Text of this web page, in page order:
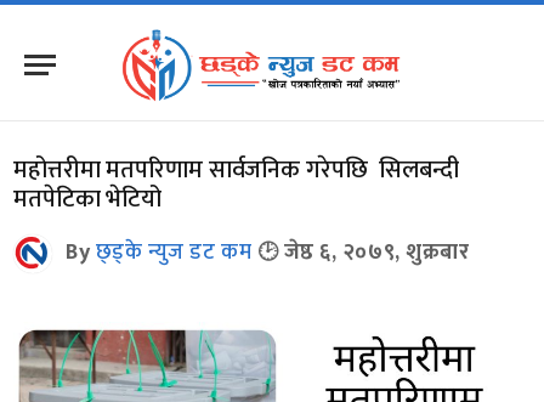
महोत्तरीमा मतपरिणाम सार्वजनिक गरेपछि सिलबन्दी
मतपेटिका भेटियो
Byछ्ड्के न्युज डट कम जेष्ठ ६, २०७९, शुक्रबार